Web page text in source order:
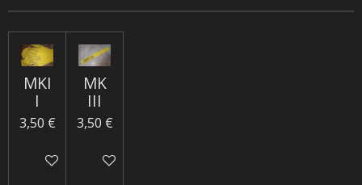
MKI
I
3,50 €
Ajouter au panier
MK
III
3,50 €
Ajouter au panier